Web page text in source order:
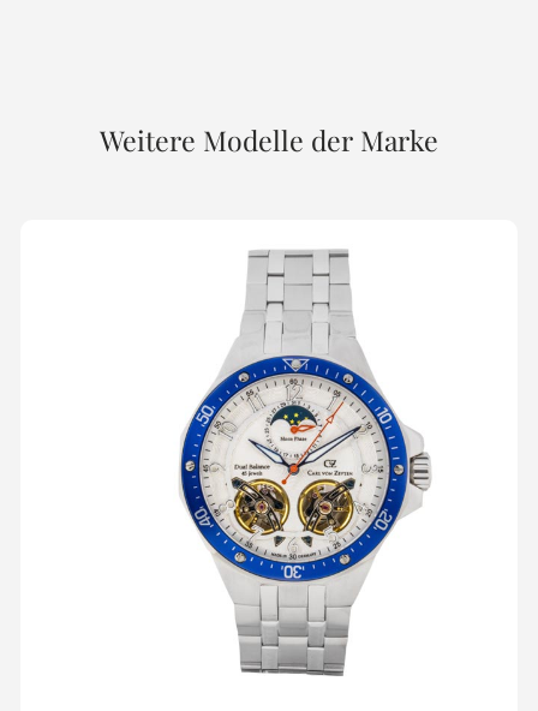
Weitere Modelle der Marke